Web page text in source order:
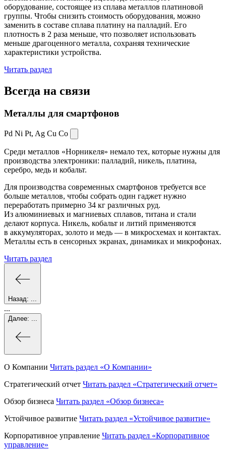
оборудование, состоящее из сплава металлов платиновой
группы. Чтобы снизить стоимость оборудования, можно
заменить в составе сплава платину на палладий. Его
плотность в 2 раза меньше, что позволяет использовать
меньше драгоценного металла, сохраняя технические
характеристики устройства.
Читать раздел
Всегда на связи
Металлы для смартфонов
Pd Ni Pt, Ag Cu Co
Среди металлов «Норникеля» немало тех, которые нужны для
производства электроники: палладий, никель, платина,
серебро, медь и кобальт.
Для производства современных смартфонов требуется все
больше металлов, чтобы собрать один гаджет нужно
переработать примерно 34 кг различных руд.
Из алюминиевых и магниевых сплавов, титана и стали
делают корпуса. Никель, кобальт и литий применяются
в аккумуляторах, золото и медь — в микросхемах и контактах.
Металлы есть в сенсорных экранах, динамиках и микрофонах.
Читать раздел
Назад:
...
Далее:
О Компании Читать раздел «О Компании»
Стратегический отчет Читать раздел «Стратегический отчет»
Обзор бизнеса Читать раздел «Обзор бизнеса»
Устойчивое развитие Читать раздел «Устойчивое развитие»
Корпоративное управление Читать раздел «Корпоративное
управление»